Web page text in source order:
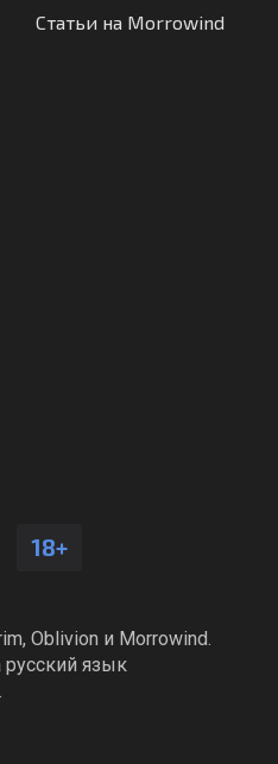
Статьи на Morrowind
18+
Oblivion и Morrowind.
язык